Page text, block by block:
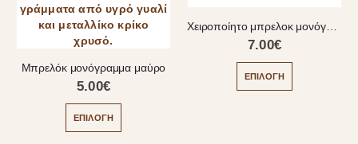
Μπρελόκ μονόγραμμα μαύρο
5.00€
ΕΠΙΛΟΓΉ
Χειροποίητο μπρελοκ μονόγραμμα με όνομα
7.00€
ΕΠΙΛΟΓΉ